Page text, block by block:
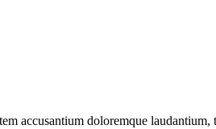
accusantium doloremque